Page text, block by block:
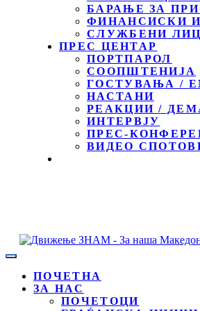
БАРАЊЕ ЗА
ФИНАНСИСКИ
СЛУЖБЕНИ
ПРЕС ЦЕНТАР
ПОРТПАРОЛ
СООПШТЕНИЈА
ГОСТУВАЊА /
НАСТАНИ
РЕАКЦИИ /
ИНТЕРВЈУ
ПРЕС-
ВИДЕО
ПОЧЕТНА
ЗА НАС
ПОЧЕТОЦИ